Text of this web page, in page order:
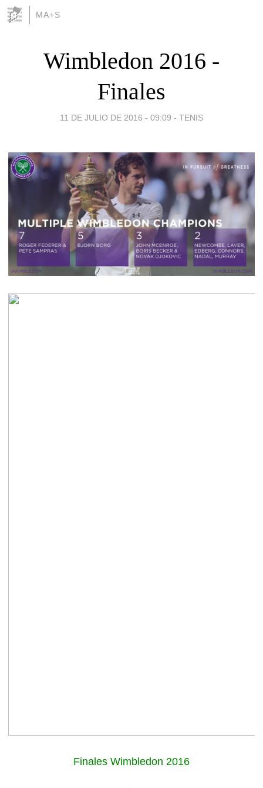
MA+S
Wimbledon 2016 -
Finales
11 DE JULIO DE 2016 - 09:09 - TENIS
Finales Wimbledon 2016